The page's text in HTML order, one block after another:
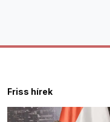
Friss hírek